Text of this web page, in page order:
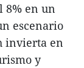
8% en un
escenario
invierta en
y